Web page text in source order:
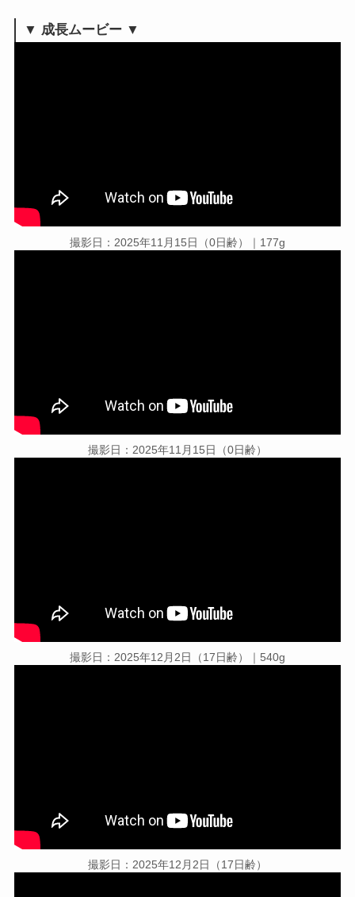
▼ 成長ムービー ▼
撮影日：2025年11月15日（0日齢）｜177g
撮影日：2025年11月15日（0日齢）
撮影日：2025年12月2日（17日齢）｜540g
撮影日：2025年12月2日（17日齢）